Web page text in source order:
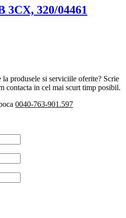
3CX, 320/04461
produsele si serviciile oferite? Scrie
contacta in cel mai scurt timp posibil.
0040-763-901.597